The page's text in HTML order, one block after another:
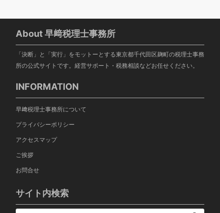
ー
About 早﨑税理士事務所
「決断」と「実行」をモットーとする東京都千代田区麹町の税理士事務
所の公式サイトです。経営サポート・税務相談などお任せください。
INFORMATION
早﨑税理士事務所について
プライバシーポリシー
アクセスマップ
ご挨拶
お問合せ
サイト内検索